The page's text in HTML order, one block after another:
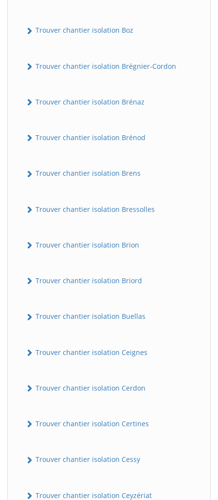
Trouver chantier isolation Boz
Trouver chantier isolation Brégnier-Cordon
Trouver chantier isolation Brénaz
Trouver chantier isolation Brénod
Trouver chantier isolation Brens
Trouver chantier isolation Bressolles
Trouver chantier isolation Brion
Trouver chantier isolation Briord
Trouver chantier isolation Buellas
Trouver chantier isolation Ceignes
Trouver chantier isolation Cerdon
Trouver chantier isolation Certines
Trouver chantier isolation Cessy
Trouver chantier isolation Ceyzériat